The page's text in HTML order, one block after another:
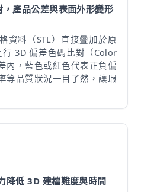
產品公差與表面外形變形
資料（STL）直接疊加於原
3D 偏差色碼比對（Color
內，藍色或紅色代表正負偏
等品質狀況一目了然，讓瑕
降低 3D 建檔難度與時間